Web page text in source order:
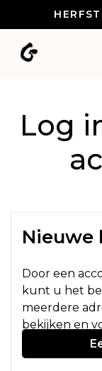
Log
Nieuwe
Door een
kunt u het
meerdere
bekijken en